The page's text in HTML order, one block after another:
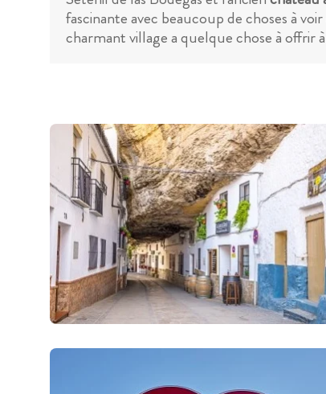
fascinante avec beaucoup de choses à
charmant village a quelque chose à offrir